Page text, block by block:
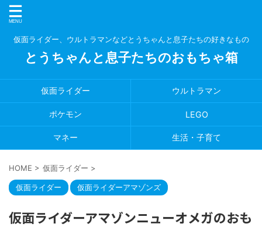
仮面ライダー、ウルトラマンなどとうちゃんと息子たちの好きなもの
とうちゃんと息子たちのおもちゃ箱
仮面ライダー ウルトラマン
ポケモン LEGO
マネー 生活・子育て
HOME > 仮面ライダー >
仮面ライダー 仮面ライダーアマゾンズ
仮面ライダーアマゾンニューオメガのおも